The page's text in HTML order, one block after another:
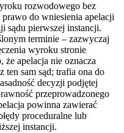
rozwodowego bez
do wniesienia apelacji
sądu pierwszej instancji.
terminie – zazwyczaj
wyroku stronie
że apelacja nie oznacza
ten sam sąd; trafia ona do
decyzji podjętej
przeprowadzonego
powinna zawierać
proceduralne lub
instancji.